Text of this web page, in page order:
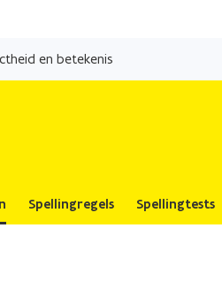
en betekenis
Spellingregels Spellingtests